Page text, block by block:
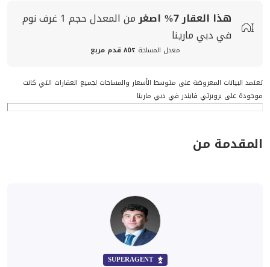
هذا العقار7% اصغرمن المعدلحجم
1 غرف نوم
في دبي مارينا
معدل المساحة ٨٥٢ قدم مربع
تعتمد البيانات المعروضة على متوسط الأسعار والمساحات لجميع العقارات التي كانت
موجودة على بروبرتي فايندر في دبي مارينا
المقدمة من
SUPERAGENT